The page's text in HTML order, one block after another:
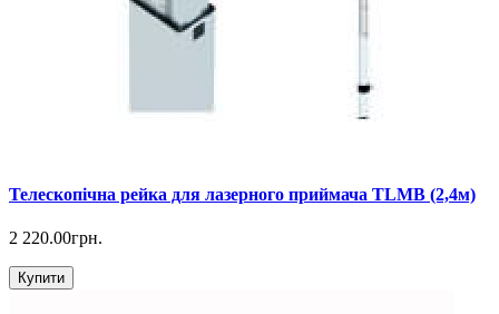
Телескопічна рейка для лазерного приймача TLMB (2,4м)
2 220.00грн.
Купити